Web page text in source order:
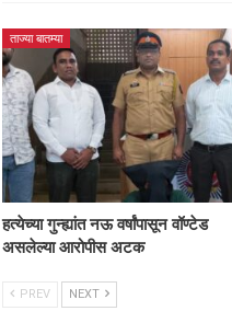
ताज्या बातम्या
हत्येच्या गुन्ह्यांत नऊ वर्षांपासून वॉण्टेड
असलेल्या आरोपीस अटक
PREV NEXT